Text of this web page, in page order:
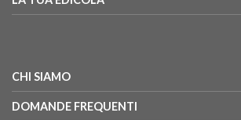
CHI SIAMO
DOMANDE FREQUENTI